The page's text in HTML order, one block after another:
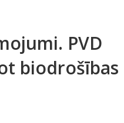
PVD
biodrošības